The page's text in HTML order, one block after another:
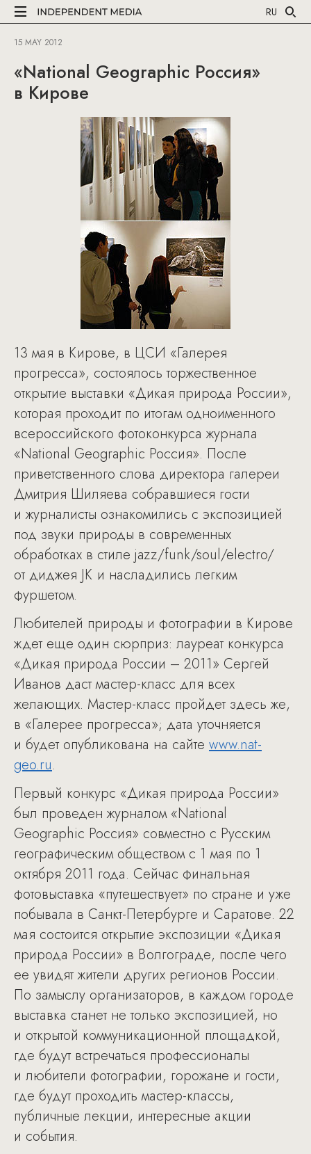
RU
15 MAY 2012
«National Geographic Россия»
в Кирове
13 мая в Кирове, в ЦСИ «Галерея
прогресса», состоялось торжественное
открытие выставки «Дикая природа России»,
которая проходит по итогам одноименного
всероссийского фотоконкурса журнала
«National Geographic Россия». После
приветственного слова директора галереи
Дмитрия Шиляева собравшиеся гости
и журналисты ознакомились с экспозицией
под звуки природы в современных
обработках в стиле jazz/funk/soul/electro/
от диджея JК и насладились легким
фуршетом.
Любителей природы и фотографии в Кирове
ждет еще один сюрприз: лауреат конкурса
«Дикая природа России – 2011» Сергей
Иванов даст мастер-класс для всех
желающих. Мастер-класс пройдет здесь же,
в «Галерее прогресса»; дата уточняется
и будет опубликована на сайте www.nat-
geo.ru.
Первый конкурс «Дикая природа России»
был проведен журналом «National
Geographic Россия» совместно с Русским
географическим обществом с 1 мая по 1
октября 2011 года. Сейчас финальная
фотовыставка «путешествует» по стране и уже
побывала в Санкт-Петербурге и Саратове. 22
мая состоится открытие экспозиции «Дикая
природа России» в Волгограде, после чего
ее увидят жители других регионов России.
По замыслу организаторов, в каждом городе
выставка станет не только экспозицией, но
и открытой коммуникационной площадкой,
где будут встречаться профессионалы
и любители фотографии, горожане и гости,
где будут проходить мастер-классы,
публичные лекции, интересные акции
и события.